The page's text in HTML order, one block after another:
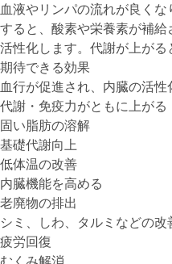
血液やリンパの流れが良くな
すると、酸素や栄養素が補
活性化します。代謝が上がる
期待できる効果
血行が促進され、内臓の活性
代謝・免疫力がともに上がる
固い脂肪の溶解
基礎代謝向上
低体温の改善
内臓機能を高める
老廃物の排出
シミ、しわ、タルミなどの改
疲労回復